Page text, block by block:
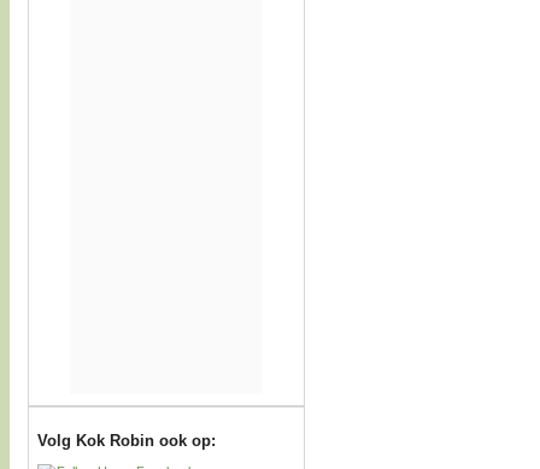
Volg Kok Robin ook op: